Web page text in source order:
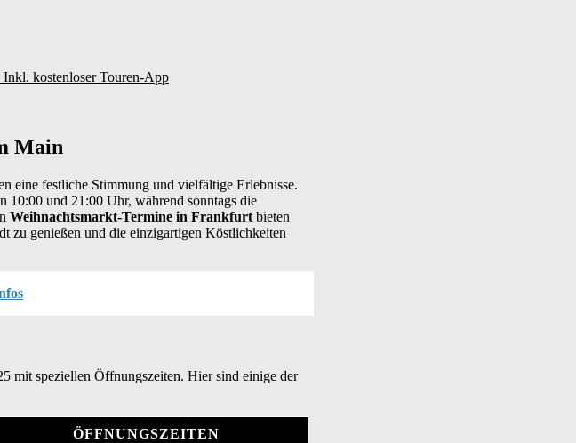
kostenloser Touren-App
Main
eine festliche Stimmung und vielfältige Erlebnisse.
10:00 und 21:00 Uhr, während sonntags die
Weihnachtsmarkt-Termine in Frankfurt bieten
zu genießen und die einzigartigen Köstlichkeiten
mit speziellen Öffnungszeiten. Hier sind einige der
ÖFFNUNGSZEITEN